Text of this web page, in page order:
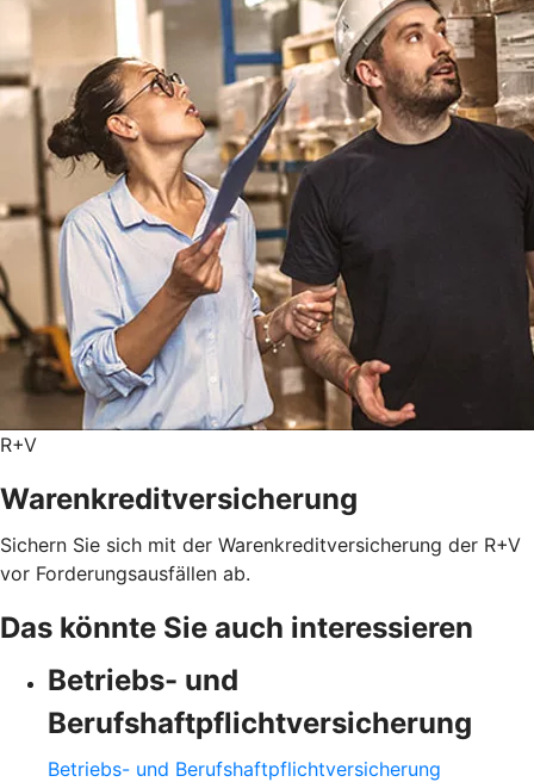
R+V
Warenkreditversicherung
Sichern Sie sich mit der Warenkreditversicherung der R+V
vor Forderungsausfällen ab.
Das könnte Sie auch interessieren
Betriebs- und
Berufshaftpflichtversicherung
Betriebs- und Berufshaftpflichtversicherung